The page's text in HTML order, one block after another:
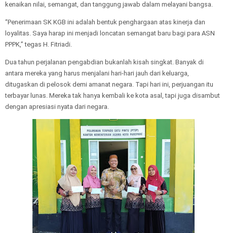
kenaikan nilai, semangat, dan tanggung jawab dalam melayani bangsa.
“Penerimaan SK KGB ini adalah bentuk penghargaan atas kinerja dan
loyalitas. Saya harap ini menjadi loncatan semangat baru bagi para ASN
PPPK,” tegas H. Fitriadi.
Dua tahun perjalanan pengabdian bukanlah kisah singkat. Banyak di
antara mereka yang harus menjalani hari-hari jauh dari keluarga,
ditugaskan di pelosok demi amanat negara. Tapi hari ini, perjuangan itu
terbayar lunas. Mereka tak hanya kembali ke kota asal, tapi juga disambut
dengan apresiasi nyata dari negara.